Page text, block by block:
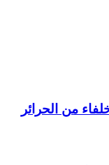
من الحرائر